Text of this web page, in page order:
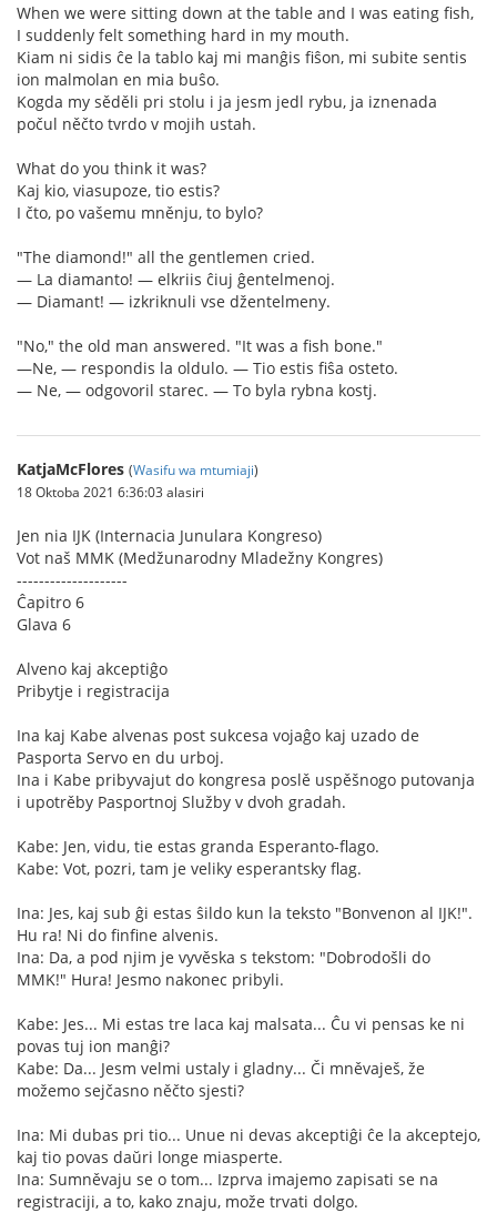
When we were sitting down at the table and I was eating fish,
I suddenly felt something hard in my mouth.
Kiam ni sidis ĉe la tablo kaj mi manĝis fiŝon, mi subite sentis
ion malmolan en mia buŝo.
Kogda my sěděli pri stolu i ja jesm jedl rybu, ja iznenada
počul něčto tvrdo v mojih ustah.
What do you think it was?
Kaj kio, viasupoze, tio estis?
I čto, po vašemu mněnju, to bylo?
"The diamond!" all the gentlemen cried.
— La diamanto! — elkriis ĉiuj ĝentelmenoj.
— Diamant! — izkriknuli vse džentelmeny.
"No," the old man answered. "It was a fish bone."
—Ne, — respondis la oldulo. — Tio estis fiŝa osteto.
— Ne, — odgovoril starec. — To byla rybna kostj.
KatjaMcFlores (Wasifu wa mtumiaji)
18 Oktoba 2021 6:36:03 alasiri
Jen nia IJK (Internacia Junulara Kongreso)
Vot naš MMK (Medžunarodny Mladežny Kongres)
--------------------
Ĉapitro 6
Glava 6
Alveno kaj akceptiĝo
Pribytje i registracija
Ina kaj Kabe alvenas post sukcesa vojaĝo kaj uzado de
Pasporta Servo en du urboj.
Ina i Kabe pribyvajut do kongresa poslě uspěšnogo putovanja
i upotrěby Pasportnoj Služby v dvoh gradah.
Kabe: Jen, vidu, tie estas granda Esperanto-flago.
Kabe: Vot, pozri, tam je veliky esperantsky flag.
Ina: Jes, kaj sub ĝi estas ŝildo kun la teksto "Bonvenon al IJK!".
Hu ra! Ni do finfine alvenis.
Ina: Da, a pod njim je vyvěska s tekstom: "Dobrodošli do
MMK!" Hura! Jesmo nakonec pribyli.
Kabe: Jes... Mi estas tre laca kaj malsata... Ĉu vi pensas ke ni
povas tuj ion manĝi?
Kabe: Da... Jesm velmi ustaly i gladny... Či mněvaješ, že
možemo sejčasno něčto sjesti?
Ina: Mi dubas pri tio... Unue ni devas akceptiĝi ĉe la akceptejo,
kaj tio povas daŭri longe miasperte.
Ina: Sumněvaju se o tom... Izprva imajemo zapisati se na
registraciji, a to, kako znaju, može trvati dolgo.